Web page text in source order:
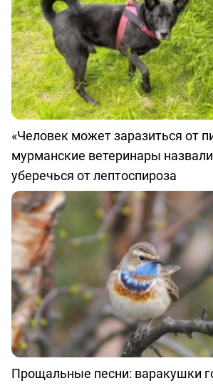
«Человек может заразиться от
мурманские ветеринары
уберечься от лептоспироза
Прощальные песни: варакушки